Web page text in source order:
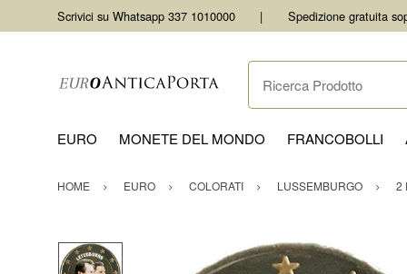
Scrivici su Whatsapp 337 1010000 Spedizione gratuita
Ricerca Prodotto
EURO MONETE DEL MONDO FRANCOBOLLI
HOME EURO COLORATI LUSSEMBURGO 2